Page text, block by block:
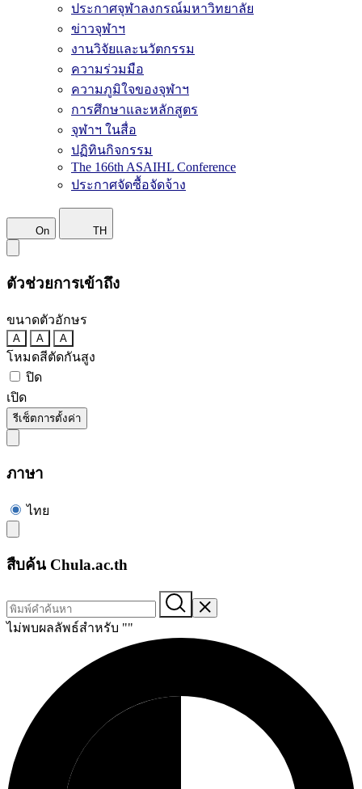
ประกาศจุฬาลงกรณ์มหาวิทยาลัย
ข่าวจุฬาฯ
งานวิจัยและนวัตกรรม
ความร่วมมือ
ความภูมิใจของจุฬาฯ
การศึกษาและหลักสูตร
จุฬาฯ ในสื่อ
ปฏิทินกิจกรรม
The 166th ASAIHL Conference
ประกาศจัดซื้อจัดจ้าง
On TH
ตัวช่วยการเข้าถึง
ขนาดตัวอักษร
A A A
โหมดสีตัดกันสูง
ปิด
เปิด
รีเซ็ตการตั้งค่า
ภาษา
ไทย
สืบค้น Chula.ac.th
ไม่พบผลลัพธ์สำหรับ ""